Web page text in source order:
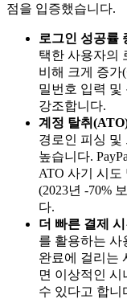
점을 입증했습니다.
로그인 성공률
택한 사용자의
비해 크게 증가
밀번호 입력 및
강조합니다.
계정 탈취
경로인 피싱 및
높습니다.
ATO 사기 시도
(2023년 -70%
다.
더 빠른 결제
를 활용하는 사
완료에 걸리는
면 이상적인 시
수 있다고 합니